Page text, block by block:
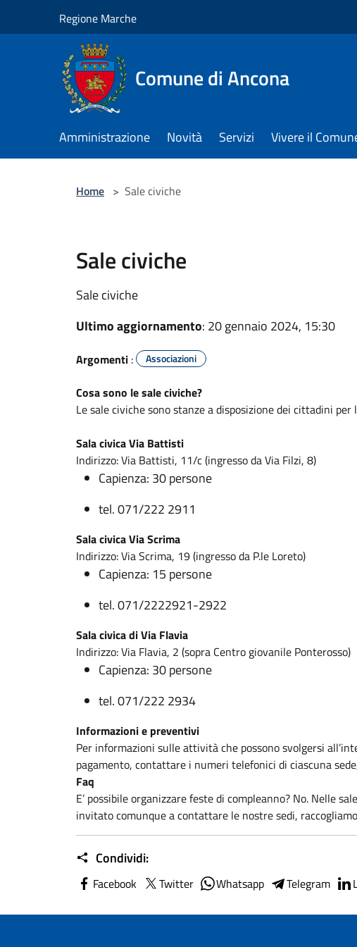
Regione Marche
Comune di Ancona
Amministrazione Novità Servizi Vivere il
Home > Sale civiche
Sale civiche
Sale civiche
Ultimo aggiornamento: 20 gennaio 2024, 15:30
Argomenti : Associazioni
Cosa sono le sale civiche?
Le sale civiche sono stanze a disposizione dei cittadini
Sala civica Via Battisti
Indirizzo: Via Battisti, 11/c (ingresso da Via Filzi, 8)
Capienza: 30 persone
tel. 071/222 2911
Sala civica Via Scrima
Indirizzo: Via Scrima, 19 (ingresso da P.le Loreto)
Capienza: 15 persone
tel. 071/2222921-2922
Sala civica di Via Flavia
Indirizzo: Via Flavia, 2 (sopra Centro giovanile Ponterosso)
Capienza: 30 persone
tel. 071/222 2934
Informazioni e preventivi
Per informazioni sulle attività che possono svolgersi
pagamento, contattare i numeri telefonici di ciascuna
Faq
E’ possibile organizzare feste di compleanno? No. Nelle
invitato comunque a contattare le nostre sedi,
Condividi:
Facebook Twitter Whatsapp Telegram